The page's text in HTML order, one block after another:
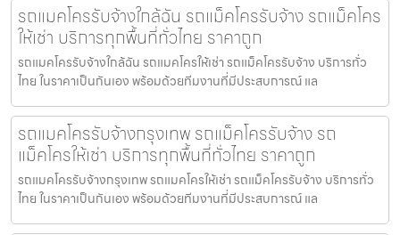
รถแมคโครรับจ้างใกล้ฉัน รถแม็คโครรับจ้าง รถแม็คโคร
ให้เช่า บริการทุกพื้นที่ทั่วไทย ราคาถูก
รถแมคโครรับจ้างใกล้ฉัน รถแมคโครให้เช่า รถแม็คโครรับจ้าง บริการทั่ว
ไทย ในราคาเป็นกันเอง พร้อมด้วยทีมงานที่มีประสบการณ์ แล
รถแมคโครรับจ้างกรุงเทพ รถแม็คโครรับจ้าง รถ
แม็คโครให้เช่า บริการทุกพื้นที่ทั่วไทย ราคาถูก
รถแมคโครรับจ้างกรุงเทพ รถแมคโครให้เช่า รถแม็คโครรับจ้าง บริการทั่ว
ไทย ในราคาเป็นกันเอง พร้อมด้วยทีมงานที่มีประสบการณ์ แล